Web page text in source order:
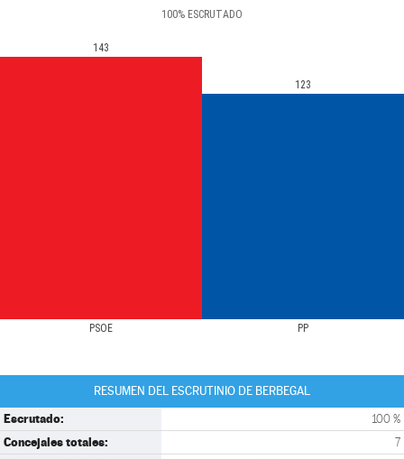
100% ESCRUTADO
PSOE PP
143
123
RESUMEN DEL ESCRUTINIO DE BERBEGAL
Escrutado: 100 %
Concejales totales: 7